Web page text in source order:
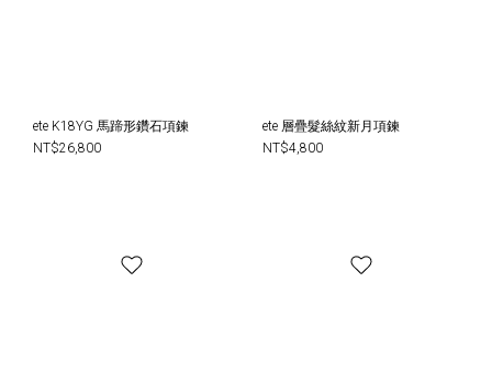
ete K18YG 馬蹄形鑽石項鍊
NT$26,800
ete 層疊髮絲紋新月項鍊
NT$4,800